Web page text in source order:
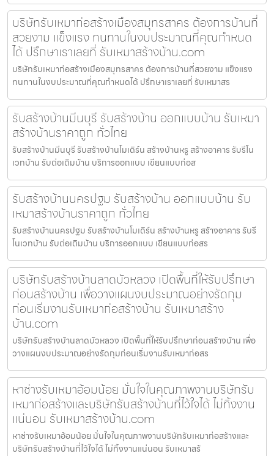
บริษัทรับเหมาก่อสร้างเมืองสมุทรสาคร ต้องการบ้านที่
สวยงาม แข็งแรง ทนทานในงบประมาณที่คุณกำหนด
ได้ ปรึกษาเราเลยที่ รับเหมาสร้างบ้าน.com
บริษัทรับเหมาก่อสร้างเมืองสมุทรสาคร ต้องการบ้านที่สวยงาม แข็งแรง
ทนทานในงบประมาณที่คุณกำหนดได้ ปรึกษาเราเลยที่ รับเหมาสร
รับสร้างบ้านมีนบุรี รับสร้างบ้าน ออกแบบบ้าน รับเหมา
สร้างบ้านราคาถูก ทั่วไทย
รับสร้างบ้านมีนบุรี รับสร้างบ้านโมเดิร์น สร้างบ้านหรู สร้างอาคาร รับรีโน
เวทบ้าน รับต่อเติมบ้าน บริการออกแบบ เขียนแบบก่อส
รับสร้างบ้านนครปฐม รับสร้างบ้าน ออกแบบบ้าน รับ
เหมาสร้างบ้านราคาถูก ทั่วไทย
รับสร้างบ้านนครปฐม รับสร้างบ้านโมเดิร์น สร้างบ้านหรู สร้างอาคาร รับรี
โนเวทบ้าน รับต่อเติมบ้าน บริการออกแบบ เขียนแบบก่อสร
บริษัทรับสร้างบ้านลาดบัวหลวง เปิดพื้นที่ให้รับปรึกษา
ก่อนสร้างบ้าน เพื่อวางแผนงบประมาณอย่างรัดกุม
ก่อนเริ่มงานรับเหมาก่อสร้างบ้าน รับเหมาสร้าง
บ้าน.com
บริษัทรับสร้างบ้านลาดบัวหลวง เปิดพื้นที่ให้รับปรึกษาก่อนสร้างบ้าน เพื่อ
วางแผนงบประมาณอย่างรัดกุมก่อนเริ่มงานรับเหมาก่อสร
หาช่างรับเหมาอ้อมน้อย มั่นใจในคุณภาพงานบริษัทรับ
เหมาก่อสร้างและบริษัทรับสร้างบ้านที่ไว้ใจได้ ไม่ทิ้งงาน
แน่นอน รับเหมาสร้างบ้าน.com
หาช่างรับเหมาอ้อมน้อย มั่นใจในคุณภาพงานบริษัทรับเหมาก่อสร้างและ
บริษัทรับสร้างบ้านที่ไว้ใจได้ ไม่ทิ้งงานแน่นอน รับเหมาสร้